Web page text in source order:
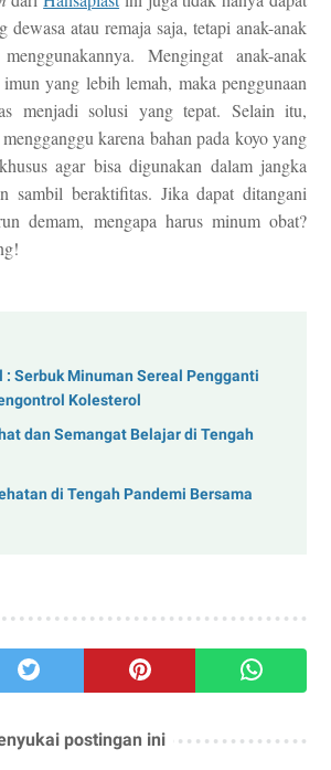
dewasa atau remaja saja, tetapi anak-anak
Mengingat anak-anak
yang lebih lemah, maka penggunaan
menjadi solusi yang tepat. Selain itu,
karena bahan pada koyo yang
agar bisa digunakan dalam jangka
sambil beraktifitas. Jika dapat ditangani
demam, mengapa harus minum obat?
: Serbuk Minuman Sereal Pengganti
Kolesterol
dan Semangat Belajar di Tengah
di Tengah Pandemi Bersama
postingan ini